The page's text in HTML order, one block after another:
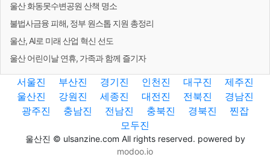
울산 화동못수변공원 산책 명소
불법사금융 피해, 정부 원스톱 지원 총정리
울산, AI로 미래 산업 혁신 선도
울산 어린이날 연휴, 가족과 함께 즐기자
서울진 부산진 경기진 인천진 대구진
제주진
울산진
강원진 세종진 대전진 전북진
경남진
광주진
충남진 전남진 충북진 경북진
찐잡
모두진
울산진 © ulsanzine.com All rights reserved. powered by
modoo.io